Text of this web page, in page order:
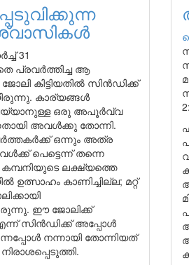
31
പ്രവർത്തിച്ച ആ
കിട്ടിയതിൽ സിൻഡിക്ക്
കാര്യങ്ങൾ
ഒരു അപൂർവ്വ
അവൾക്കു തോന്നി.
ഒന്നും അത്ര
പെട്ടെന്ന് തന്നെ
കമ്പനിയുടെ ലക്ഷ്യത്തെ
ഉത്സാഹം കാണിച്ചില്ല; മറ്റ്
ഈ ജോലിക്ക്
സിൻഡിക്ക് അപ്പോൾ
നന്നായി തോന്നിയത്